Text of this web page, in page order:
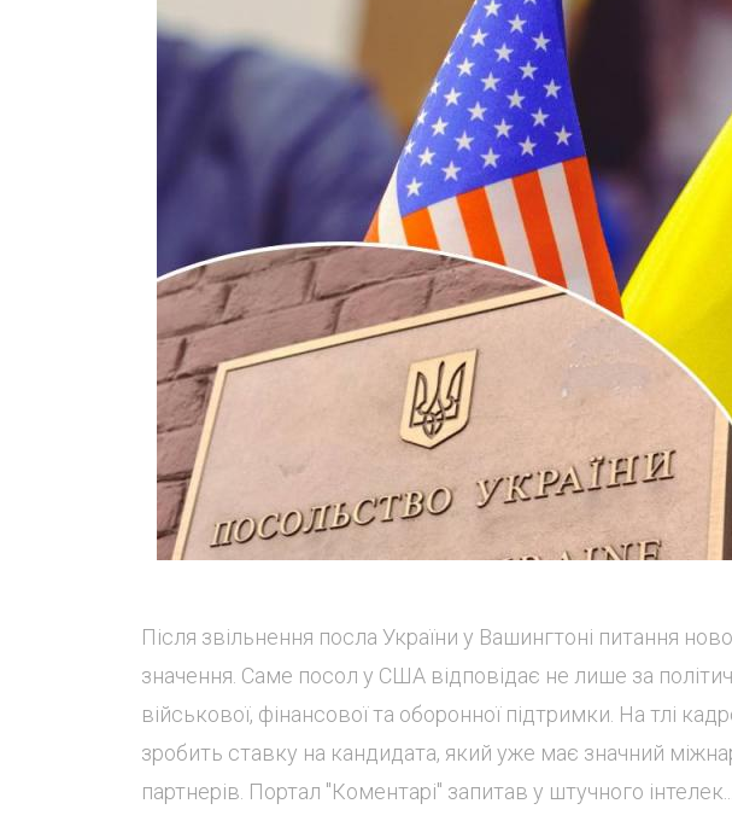
Після звільнення посла України у Вашингтоні питання
значення. Саме посол у США відповідає не лише за
військової, фінансової та оборонної підтримки. На тлі
зробить ставку на кандидата, який уже має значний
партнерів. Портал "Коментарі" запитав у штучного інтелек...